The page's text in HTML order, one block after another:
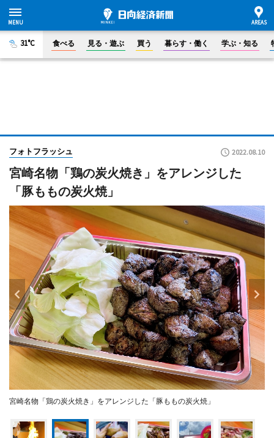
31°C 食べる 見る・遊ぶ 買う 暮らす・働く 学ぶ・知る
フォトフラッシュ 2022.08.10
宮崎名物「鶏の炭火焼き」をアレンジした
「豚ももの炭火焼」
宮崎名物「鶏の炭火焼き」をアレンジした「豚ももの炭火焼」